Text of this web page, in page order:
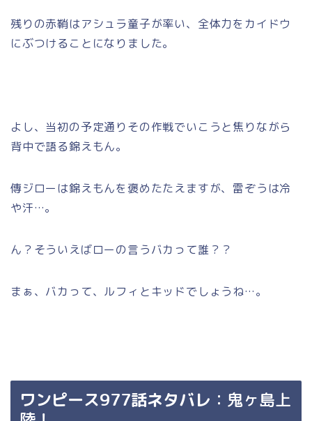
残りの赤鞘はアシュラ童子が率い、全体力をカイドウ
にぶつけることになりました。
よし、当初の予定通りその作戦でいこうと焦りながら
背中で語る錦えもん。
傳ジローは錦えもんを褒めたたえますが、雷ぞうは冷
や汗…。
ん？そういえばローの言うバカって誰？？
まぁ、バカって、ルフィとキッドでしょうね…。
ワンピース977話ネタバレ ：鬼ヶ島上